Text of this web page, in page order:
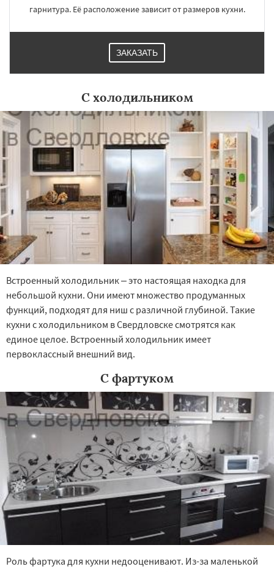
гарнитура. Её расположение зависит от размеров кухни.
ЗАКАЗАТЬ
С холодильником
Встроенный холодильник – это настоящая находка для
небольшой кухни. Они имеют множество продуманных
функций, подходят для ниш с различной глубиной. Такие
кухни с холодильником в Свердловске смотрятся как
единое целое. Встроенный холодильник имеет
первоклассный внешний вид.
С фартуком
Роль фартука для кухни недооценивают. Из-за маленькой